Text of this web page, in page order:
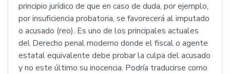
principio jurídico de que en caso de duda, por ejemplo,
por insuficiencia probatoria, se favorecerá al imputado
o acusado (reo). Es uno de los principales actuales
del Derecho penal moderno donde el fiscal o agente
estatal equivalente debe probar la culpa del acusado
y no este último su inocencia. Podría traducirse como